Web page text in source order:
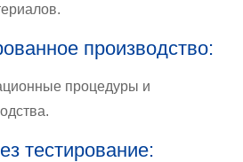
производство:
процедуры и
тестирование: